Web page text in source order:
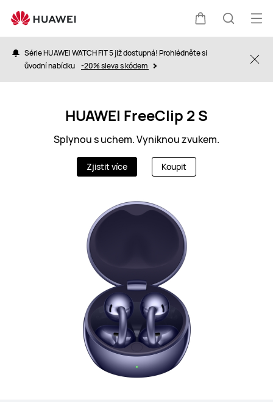
KošíkHledat
Série HUAWEI WATCH FIT 5 již dostupná! Prohlédněte si
ůvodní nabídku -20% sleva s kódem
HUAWEI FreeClip 2 S
Splynou s uchem. Vyniknou zvukem.
Zjistit více Koupit